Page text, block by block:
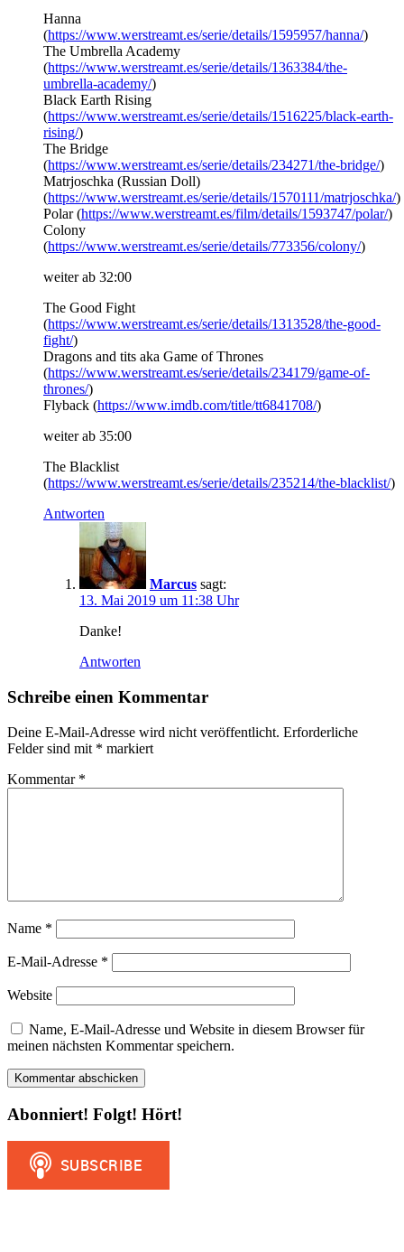
Hanna
(https://www.werstreamt.es/serie/details/1595957/hanna/)
The Umbrella Academy
(https://www.werstreamt.es/serie/details/1363384/the-
umbrella-academy/)
Black Earth Rising
(https://www.werstreamt.es/serie/details/1516225/black-earth-
rising/)
The Bridge
(https://www.werstreamt.es/serie/details/234271/the-bridge/)
Matrjoschka (Russian Doll)
(https://www.werstreamt.es/serie/details/1570111/matrjoschka/)
Polar (https://www.werstreamt.es/film/details/1593747/polar/)
Colony
(https://www.werstreamt.es/serie/details/773356/colony/)
weiter ab 32:00
The Good Fight
(https://www.werstreamt.es/serie/details/1313528/the-good-
fight/)
Dragons and tits aka Game of Thrones
(https://www.werstreamt.es/serie/details/234179/game-of-
thrones/)
Flyback (https://www.imdb.com/title/tt6841708/)
weiter ab 35:00
The Blacklist
(https://www.werstreamt.es/serie/details/235214/the-blacklist/)
Antworten
Marcus sagt:
13. Mai 2019 um 11:38 Uhr
Danke!
Antworten
Schreibe einen Kommentar
Deine E-Mail-Adresse wird nicht veröffentlicht. Erforderliche
Felder sind mit * markiert
Kommentar *
Name *
E-Mail-Adresse *
Website
Name, E-Mail-Adresse und Website in diesem Browser für
meinen nächsten Kommentar speichern.
Abonniert! Folgt! Hört!